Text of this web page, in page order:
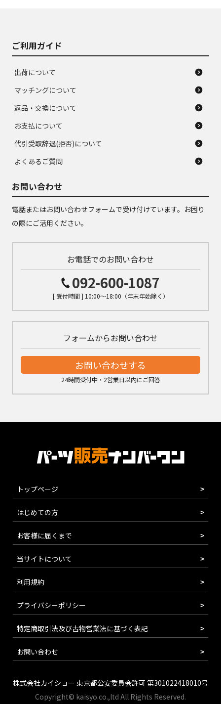
ご利用ガイド
出荷について
マッチングについて
返品・交換について
お支払について
代引受取辞退(拒否)について
よくあるご質問
お問い合わせ
電話またはお問い合わせフォームで受け付けています。お困り
の際にご活用ください。
お電話でのお問い合わせ
092-600-1087
[ 受付時間 ] 10:00～18:00（年末年始除く）
フォームからお問い合わせ
お問い合わせする
24時間受付中・2営業日以内にご回答
トップページ
はじめての方
お客様に届くまで
当サイトについて
利用規約
プライバシーポリシー
特定商取引法及び古物営業法に基づく表記
お問い合わせ
株式会社カイショー 東京都公安委員会許可 第301022418010号
Copyright© kaisyo.co.,ltd All Rights Reserved.